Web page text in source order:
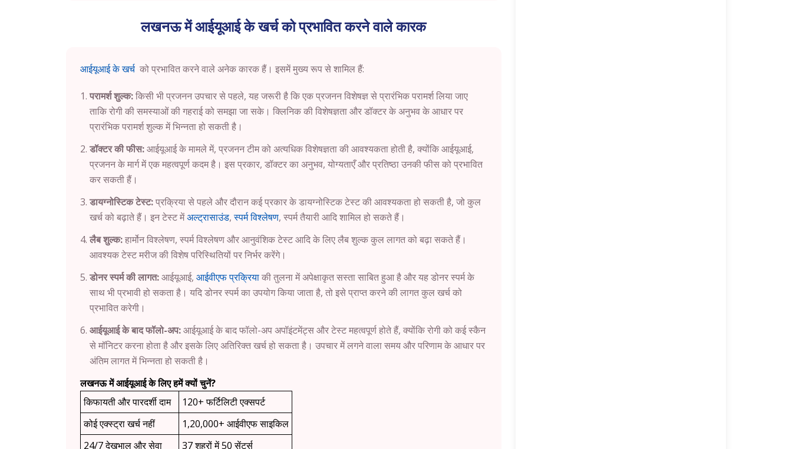
लखनऊ में आईयूआई के खर्च को प्रभावित करने वाले कारक
आईयूआई के खर्च को प्रभावित करने वाले अनेक कारक हैं। इसमें मुख्य रूप से शामिल हैं:
परामर्श शुल्क:किसी भी प्रजनन उपचार से पहले, यह जरूरी है कि एक प्रजनन विशेषज्ञ से प्रारंभिक परामर्श लिया जाए
ताकि रोगी की समस्याओं की गहराई को समझा जा सके। क्लिनिक की विशेषज्ञता और डॉक्टर के अनुभव के आधार पर
प्रारंभिक परामर्श शुल्क में भिन्नता हो सकती है।
डॉक्टर की फीस:आईयूआई के मामले में, प्रजनन टीम को अत्यधिक विशेषज्ञता की आवश्यकता होती है, क्योंकि आईयूआई,
प्रजनन के मार्ग में एक महत्वपूर्ण कदम है। इस प्रकार, डॉक्टर का अनुभव, योग्यताएँ और प्रतिष्ठा उनकी फीस को प्रभावित
कर सकती हैं।
डायग्नोस्टिक टेस्ट:प्रक्रिया से पहले और दौरान कई प्रकार के डायग्नोस्टिक टेस्ट की आवश्यकता हो सकती है, जो कुल
खर्च को बढ़ाते हैं। इन टेस्ट मेंअल्ट्रासाउंड,स्पर्म विश्लेषण, स्पर्म तैयारी आदि शामिल हो सकते हैं।
लैब शुल्क:हार्मोन विश्लेषण, स्पर्म विश्लेषण और आनुवंशिक टेस्ट आदि के लिए लैब शुल्क कुल लागत को बढ़ा सकते हैं।
आवश्यक टेस्ट मरीज की विशेष परिस्थितियों पर निर्भर करेंगे।
डोनर स्पर्म की लागत:आईयूआई, आईवीएफ प्रक्रियाकी तुलना में अपेक्षाकृत सस्ता साबित हुआ है और यह डोनर स्पर्म के
साथ भी प्रभावी हो सकता है। यदि डोनर स्पर्म का उपयोग किया जाता है, तो इसे प्राप्त करने की लागत कुल खर्च को
प्रभावित करेगी।
आईयूआई के बाद फॉलो-अप:आईयूआई के बाद फॉलो-अप अपॉइंटमेंट्स और टेस्ट महत्वपूर्ण होते हैं, क्योंकि रोगी को कई स्कैन
से मॉनिटर करना होता है और इसके लिए अतिरिक्त खर्च हो सकता है। उपचार में लगने वाला समय और परिणाम के आधार पर
अंतिम लागत में भिन्नता हो सकती है।
लखनऊमें आईयूआई के लिए हमें क्यों चुनें?
किफायती और पारदर्शी दाम
120+ फर्टिलिटी एक्सपर्ट
कोई एक्स्ट्रा खर्च नहीं
1,20,000+ आईवीएफ साइकिल
24/7 देखभाल और सेवा
37 शहरों में 50 सेंटर्स